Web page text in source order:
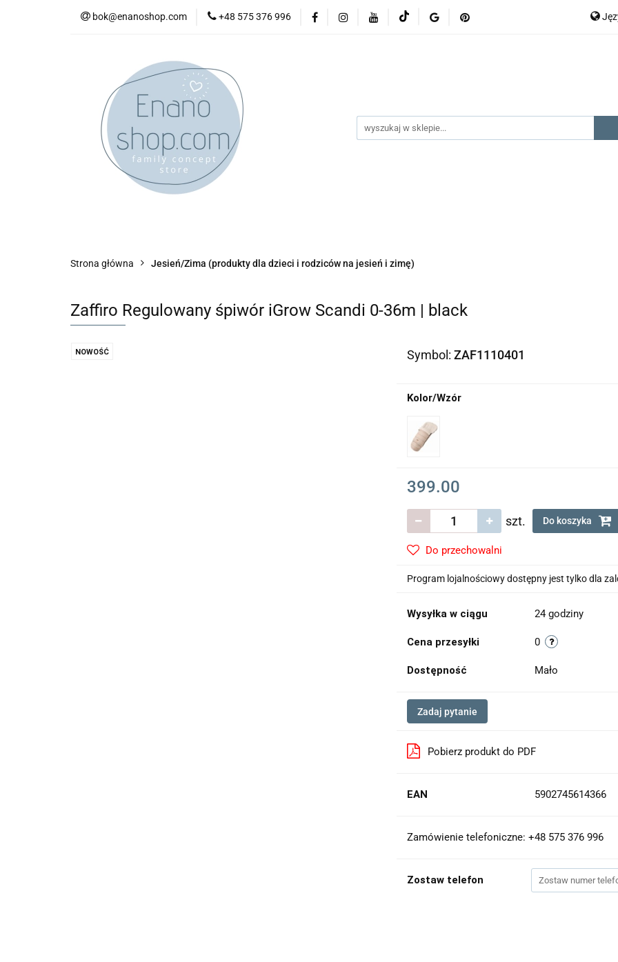
bok@enanoshop.com +48 575 376 996
bestsellery promocje kategorie produktów producenci
kontakt
Strona główna Jesień/Zima (produkty dla dzieci i rodziców na jesień i zimę)
Zaffiro Regulowany śpiwór iGrow Scandi 0-36m | black
NOWOŚĆ Symbol: ZAF1110401
Kolor/Wzór
399.00
szt. Do koszyka
Do przechowalni
Program lojalnościowy dostępny jest tylko dla
Wysyłka w ciągu 24 godziny
Cena przesyłki 0
Dostępność Mało
Zadaj pytanie
Pobierz produkt do PDF
EAN 5902745614366
Zamówienie telefoniczne: +48 575 376 996
Zostaw telefon